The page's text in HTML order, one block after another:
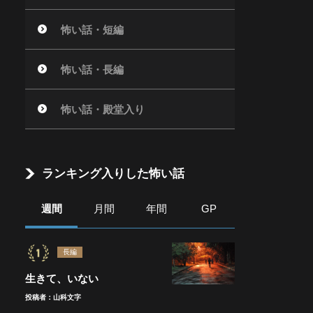
怖い話・短編
怖い話・長編
怖い話・殿堂入り
ランキング入りした怖い話
週間 月間 年間 GP
長編
生きて、いない
投稿者：山科文字